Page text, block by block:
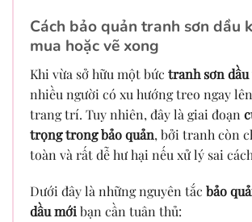
Cách bảo quản tranh sơn dầu
mua hoặc vẽ xong
Khi vừa sở hữu một bức tranh sơn dầu
nhiều người có xu hướng treo ngay
trang trí. Tuy nhiên, đây là giai đoạn
trọng trong bảo quản, bởi tranh còn
toàn và rất dễ hư hại nếu xử lý sai
Dưới đây là những nguyên tắc bảo
dầu mớibạn cần tuân thủ: